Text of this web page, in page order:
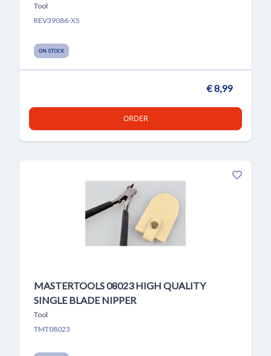
Tool
REV39086-XS
ON STOCK
€ 8,99
ORDER
MASTERTOOLS 08023 HIGH QUALITY
SINGLE BLADE NIPPER
Tool
TMT08023